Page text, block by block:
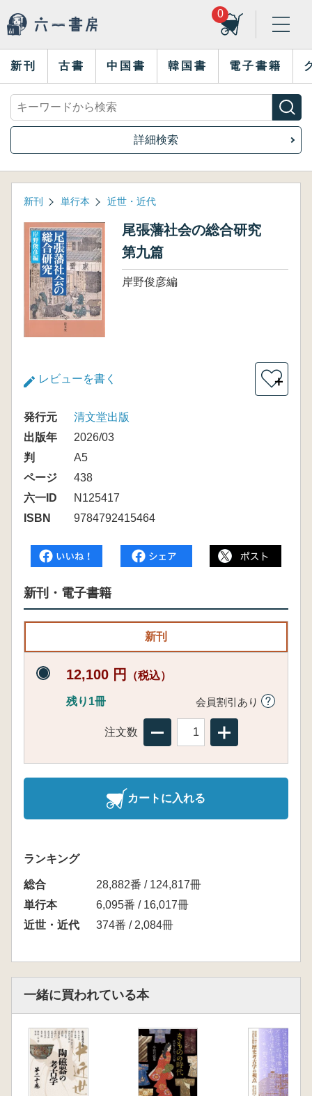
0
新刊 古書 中国書 韓国書 電子書籍
詳細検索
新刊 単行本 近世・近代
尾張藩社会の総合研究
第九篇
岸野俊彦編
レビューを書く ＋
発行元
清文堂出版
出版年
2026/03
判
A5
ページ
438
六一ID
N125417
ISBN
9784792415464
新刊・電子書籍
新刊
12,100 円 （税込）
残り1冊 会員割引あり
注文数
カートに入れる
ランキング
総合
28,882番 / 124,817冊
単行本
6,095番 / 16,017冊
近世・近代
374番 / 2,084冊
一緒に買われている本